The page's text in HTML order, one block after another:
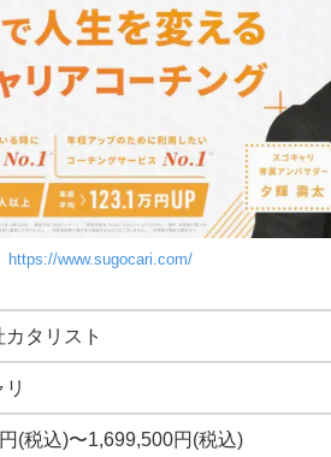
https://www.sugocari.com/
タリスト
(税込)〜1,699,500円(税込)